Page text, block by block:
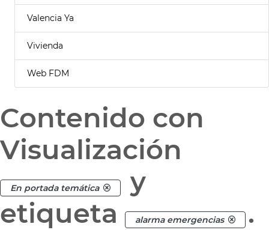
Valencia Ya
Vivienda
Web FDM
Contenido con
Visualización
En portada temática
y
etiqueta
alarma emergencias .